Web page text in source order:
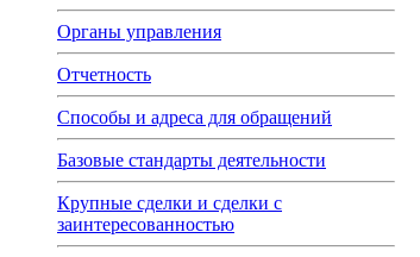
Органы управления
Отчетность
Способы и адреса для обращений
Базовые стандарты деятельности
Крупные сделки и сделки с
заинтересованностью